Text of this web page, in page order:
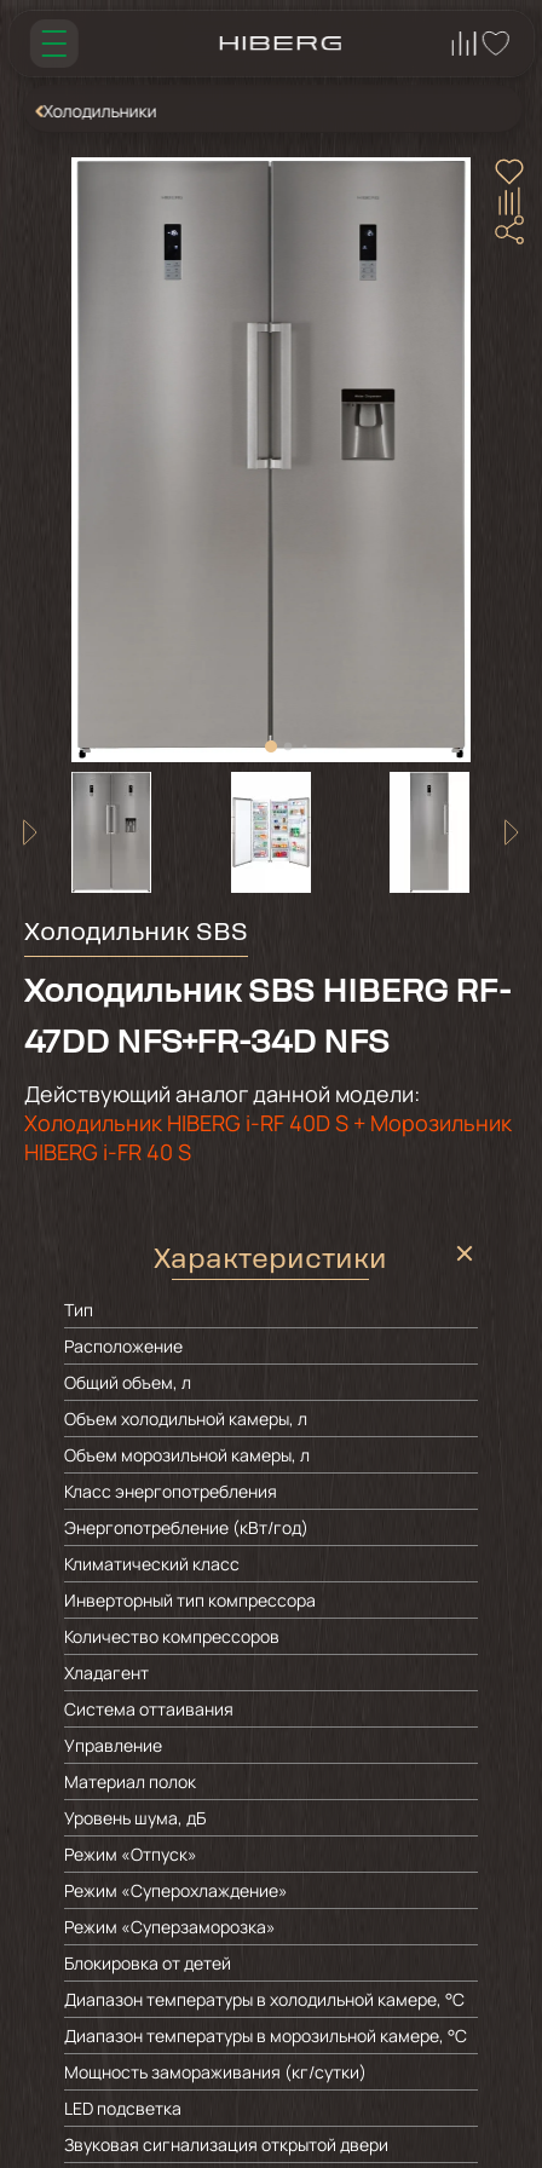
Холодильники
Холодильник SBS
Холодильник SBS HIBERG RF-
47DD NFS+FR-34D NFS
Действующий аналог данной модели:
Холодильник HIBERG i-RF 40D S + Морозильник
HIBERG i-FR 40 S
Характеристики
Тип
Расположение
Общий объем, л
Объем холодильной камеры, л
Объем морозильной камеры, л
Класс энергопотребления
Энергопотребление (кВт/год)
Климатический класс
Инверторный тип компрессора
Количество компрессоров
Хладагент
Система оттаивания
Управление
Материал полок
Уровень шума, дБ
Режим «Отпуск»
Режим «Суперохлаждение»
Режим «Суперзаморозка»
Блокировка от детей
Диапазон температуры в холодильной камере, °C
Диапазон температуры в морозильной камере, °C
Мощность замораживания (кг/cутки)
LED подсветка
Звуковая сигнализация открытой двери